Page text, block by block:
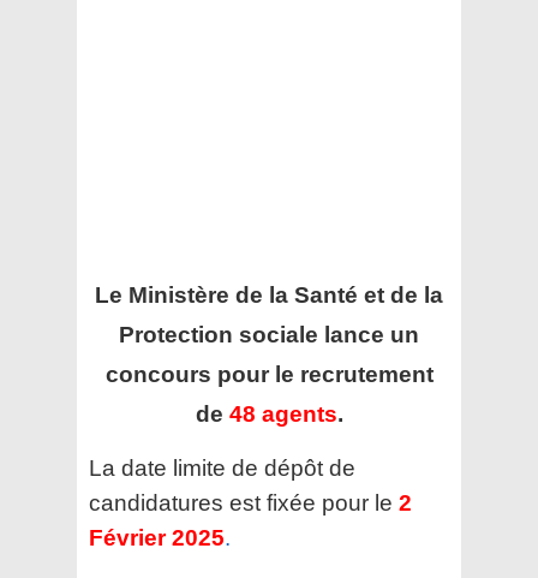
Le Ministère de la Santé et de la
Protection sociale lance un
concours pour le recrutement
de 48 agents.
La date limite de dépôt de
candidatures est fixée pour le 2
Février 2025.